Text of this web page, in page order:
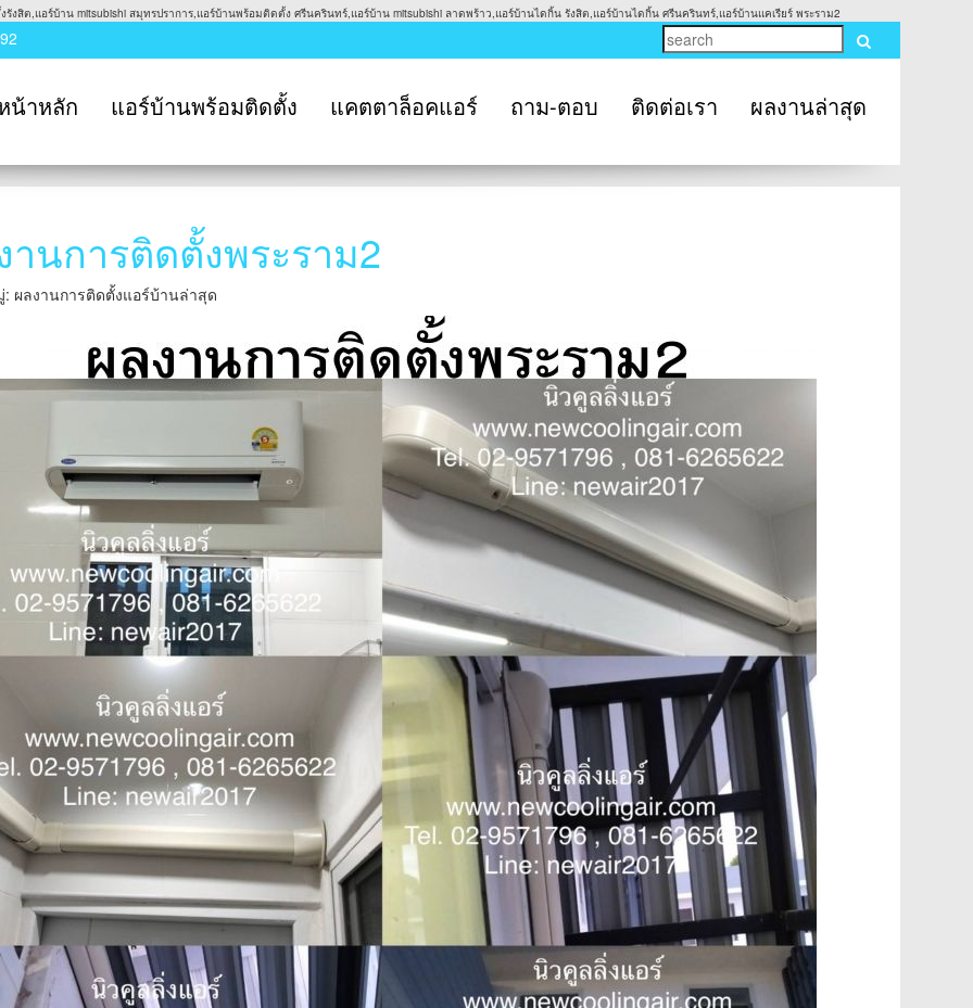
งสิต,แอร์บ้าน mitsubishi สมุทรปราการ,แอร์บ้านพร้อมติดตั้ง ศรีนครินทร์,แอร์บ้าน mitsubishi ลาดพร้าว,แอร์บ้านไดกิ้น รังสิต,แอร์บ้านไดกิ้น ศรีนครินทร์,แอร์บ้านแคเรียร์ พระราม2
น้าหลัก แอร์บ้านพร้อมติดตั้ง แคตตาล็อคแอร์ ถาม-ตอบ ติดต่อเรา ผลงานล่าสุด
านการติดตั้งพระราม2
ผลงานการติดตั้งแอร์บ้านล่าสุด